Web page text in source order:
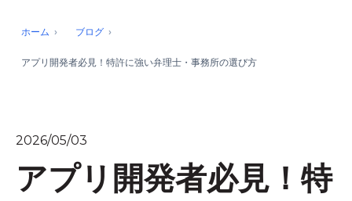
ホーム ブログ
アプリ開発者必見！特許に強い弁理士・事務所の選び方
2026/05/03
アプリ開発者必見！特